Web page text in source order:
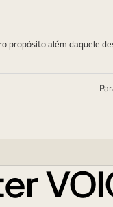
propósito além daquele